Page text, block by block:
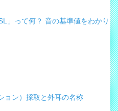
」って何？ 音の基準値をわかり
ョン）採取と外耳の名称